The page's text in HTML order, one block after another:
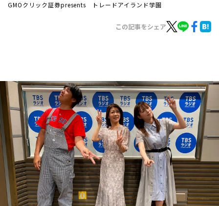
トピックス
TBS Podcast
お知らせ
イベント・グッズ
YouTube
会社情報
GMOクリック証券presents トレードアイランド学園
この記事をシェア